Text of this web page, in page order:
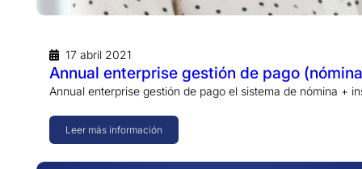
17 abril 2021
Annual enterprise gestión de pago
Annual enterprise gestión de pago el sistema de nómina +
Leer más información